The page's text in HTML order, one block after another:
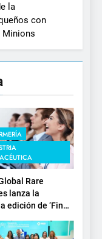
la
con
Minions
Rare
lanza la
edición de ‘Find
en